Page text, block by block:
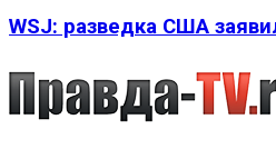
WSJ: разведка США